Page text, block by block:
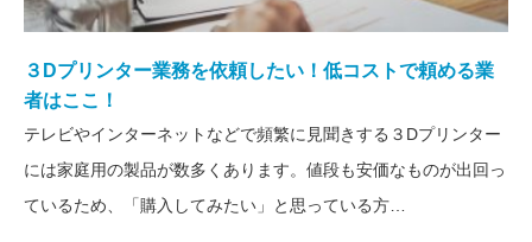
３Dプリンター業務を依頼したい！低コストで頼める業
者はここ！
テレビやインターネットなどで頻繁に見聞きする３Dプリンター
には家庭用の製品が数多くあります。値段も安価なものが出回っ
ているため、「購入してみたい」と思っている方…